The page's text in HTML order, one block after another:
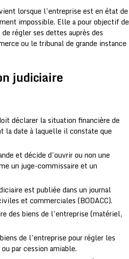
lorsque l’entreprise est en état de
impossible. Elle a pour objectif de
régler ses dettes auprès des
ou le tribunal de grande instance
judiciaire
déclarer la situation financière de
la date à laquelle il constate que
et décide d’ouvrir ou non une
un juge-commissaire et un
est publiée dans un journal
et commerciales (BODACC).
des biens de l’entreprise (matériel,
de l’entreprise pour régler les
par cession amiable.